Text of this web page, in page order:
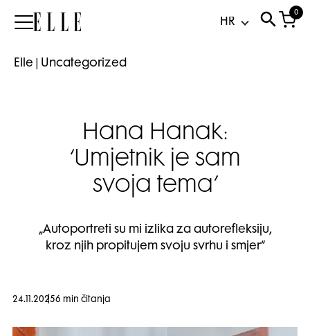
Elle
0
Elle Uncategorized
Hana Hanak:
‘Umjetnik je sam
svoja tema’
„Autoportreti su mi izlika za autorefleksiju,
kroz njih propitujem svoju svrhu i smjer“
24.11.20256 min čitanja